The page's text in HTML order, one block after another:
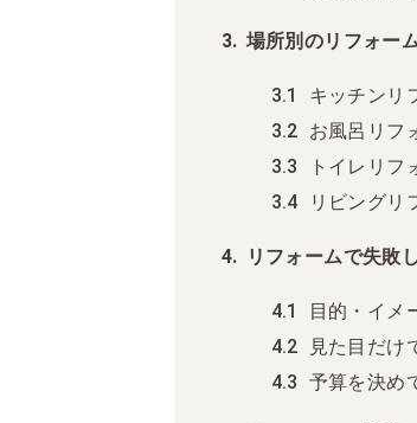
場所別のリフォー
キッチンリ
お風呂リフ
トイレリフ
リビングリ
リフォームで失敗
目的・イメ
見た目だけ
予算を決め